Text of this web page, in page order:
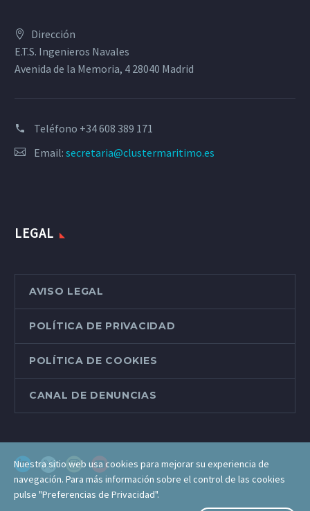
Dirección
E.T.S. Ingenieros Navales
Avenida de la Memoria, 4 28040 Madrid
Teléfono +34 608 389 171
Email: secretaria@clustermaritimo.es
LEGAL
AVISO LEGAL
POLÍTICA DE PRIVACIDAD
POLÍTICA DE COOKIES
CANAL DE DENUNCIAS
Nuestra sitio web usa cookies para mejorar su experiencia de
navegación. Para más información sobre el control de las cookies
pulse "Preferencias de Privacidad".